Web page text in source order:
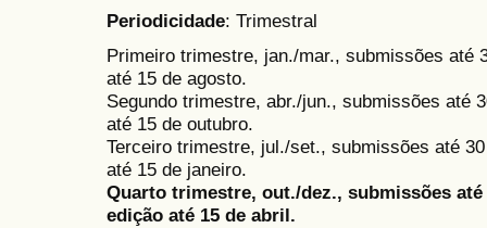
Periodicidade: Trimestral
Primeiro trimestre, jan./mar., submissões até
até 15 de agosto.
Segundo trimestre, abr./jun., submissões até
até 15 de outubro.
Terceiro trimestre, jul./set., submissões até
até 15 de janeiro.
Quarto trimestre, out./dez., submissões
edição até 15 de abril.